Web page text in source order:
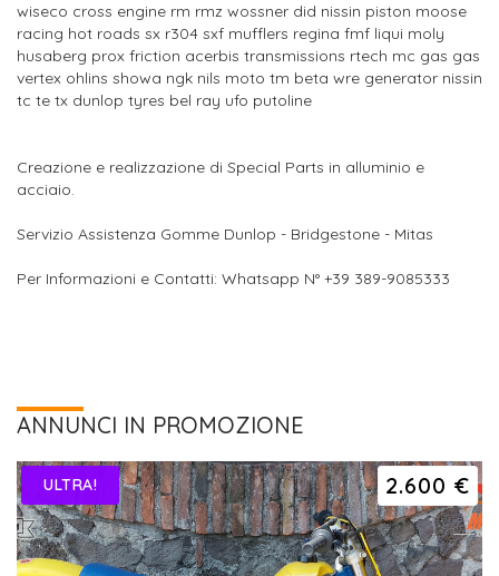
wiseco cross engine rm rmz wossner did nissin piston moose
racing hot roads sx r304 sxf mufflers regina fmf liqui moly
husaberg prox friction acerbis transmissions rtech mc gas gas
vertex ohlins showa ngk nils moto tm beta wre generator nissin
tc te tx dunlop tyres bel ray ufo putoline
Creazione e realizzazione di Special Parts in alluminio e
acciaio.
Servizio Assistenza Gomme Dunlop - Bridgestone - Mitas
Per Informazioni e Contatti: Whatsapp N° +39 389-9085333
ANNUNCI IN PROMOZIONE
2.600 €
ULTRA!